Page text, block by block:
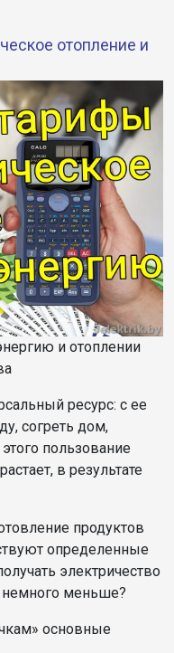
отопление и
и отоплении
ресурс: с ее
согреть дом,
пользование
в результате
продуктов
определенные
электричество
немного меньше?
основные